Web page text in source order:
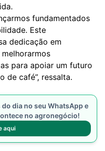
fundamentados
Este
dedicação em
para apoiar um futuro
de café”, ressalta.
dia no seu WhatsApp e
no agronegócio!
aqui